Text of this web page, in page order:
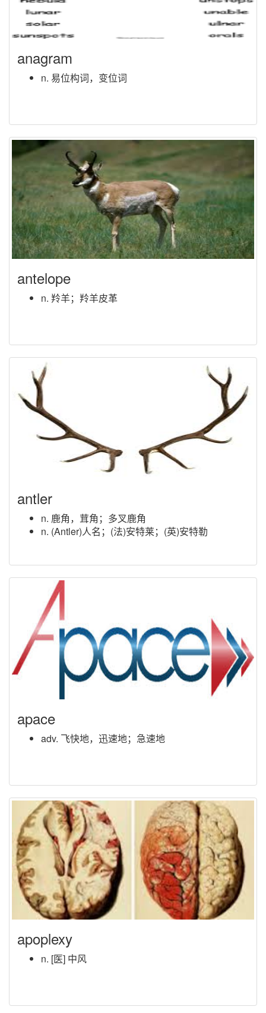
anagram
n. 易位构词，变位词
antelope
n. 羚羊；羚羊皮革
antler
n. 鹿角，茸角；多叉鹿角
n. (Antler)人名；(法)安特莱；(英)安特勒
apace
adv. 飞快地，迅速地；急速地
apoplexy
n. [医] 中风